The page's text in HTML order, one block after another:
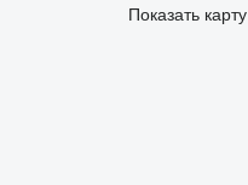
Показать карту